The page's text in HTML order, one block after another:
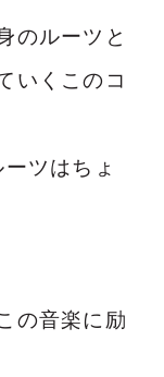
のルーツと
いくこのコ
ツはちょ
の音楽に励